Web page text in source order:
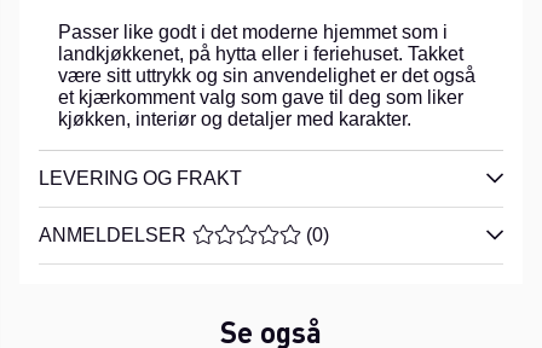
Passer like godt i det moderne hjemmet som i
landkjøkkenet, på hytta eller i feriehuset. Takket
være sitt uttrykk og sin anvendelighet er det også
et kjærkomment valg som gave til deg som liker
kjøkken, interiør og detaljer med karakter.
LEVERING OG FRAKT
ANMELDELSER GJENNOMSNITTLIG RANGERING 0
(0)
Se også